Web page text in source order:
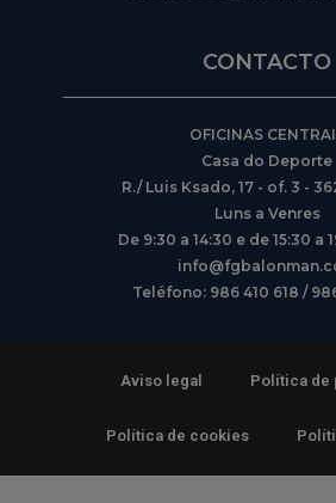
CONTACTO
OFICINAS
Casa do Deporte
R./ Luis Ksado, 17 - of. 3 -
Luns a Venres
De 9:30 a 14:30 e de 15:30 a
Teléfono: 986 410 618 /
Aviso legal Política de
Política de cookies